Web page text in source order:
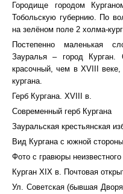
Городище городом
Тобольскую губернию. По
на зелёном поле 2 холма-
Постепенно маленькая
Зауралья – город
красочный, чем в XVIII
кургана.
Герб Кургана. XVIII в.
Современный герб Кургана
Зауральская крестьянская
Вид Кургана с южной
Фото с гравюры неизвестного
Курган XIX в. Почтовая
Ул. Советская (бывшая